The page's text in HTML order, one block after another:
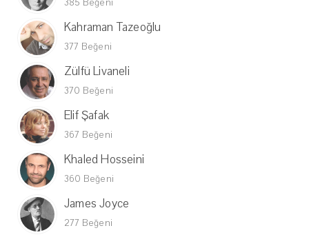
385 Beğeni
Kahraman Tazeoğlu
377 Beğeni
Zülfü Livaneli
370 Beğeni
Elif Şafak
367 Beğeni
Khaled Hosseini
360 Beğeni
James Joyce
277 Beğeni